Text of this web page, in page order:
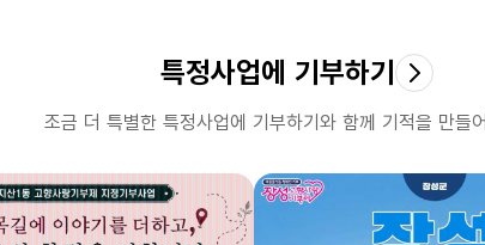
특정사업에 기부하기
특정사업
조금 더 특별한 특정사업에 기부하기와 함께 기적을 만들